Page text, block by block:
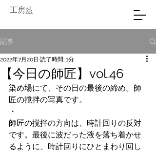
工房藍
記事
【今日の師匠】vol.46
2022年7月20日 読了時間: 1分
染め場にて、その日の最後の締め。師
匠の撹拌の写真です。
・
師匠の撹拌の方向は、時計回りの反対
です。最後に波だった液を落ち着かせ
るように、時計回りにひとまわり回し